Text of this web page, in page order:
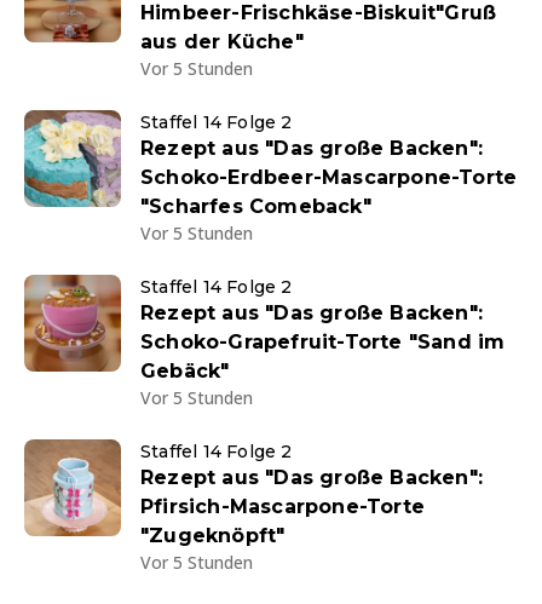
Himbeer-Frischkäse-Biskuit"Gruß
aus der Küche"
Vor 5 Stunden
Staffel 14 Folge 2
Rezept aus "Das große Backen":
Schoko-Erdbeer-Mascarpone-Torte
"Scharfes Comeback"
Vor 5 Stunden
Staffel 14 Folge 2
Rezept aus "Das große Backen":
Schoko-Grapefruit-Torte "Sand im
Gebäck"
Vor 5 Stunden
Staffel 14 Folge 2
Rezept aus "Das große Backen":
Pfirsich-Mascarpone-Torte
"Zugeknöpft"
Vor 5 Stunden